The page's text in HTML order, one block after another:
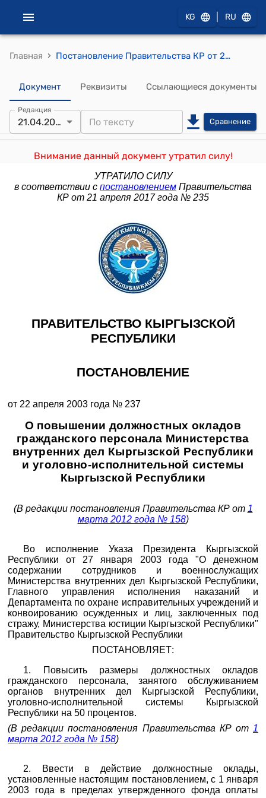
KG RU
Главная › Постановление Правительства КР от 22 апреля 2003 года № 237 "О повышении должностных окладов гражданского персонала Министерства внутренних дел Кыргызской Республики, Главного управления исполнения наказаний и Департамента по охране исправительных учреждений и конвоированию осужденных и лиц, заключенных под стражу, Министерства юстиции Кыргызской Республики".
Документ Реквизиты Ссылающиеся документы
Редакция
21.04.2017 Сравнение
Внимание данный документ утратил силу!